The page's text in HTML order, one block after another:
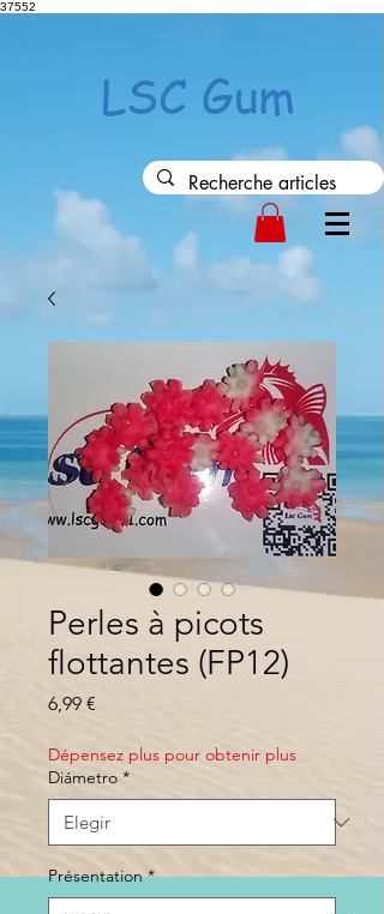
37552
LSC Gum
Perles à picots
flottantes (FP12)
6,99 €
Dépensez plus pour obtenir plus
Diámetro *
Présentation *